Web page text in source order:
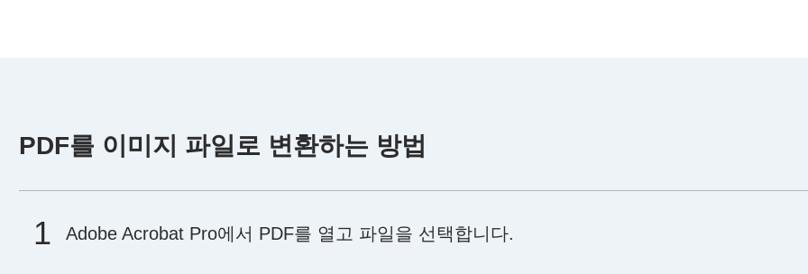
PDF를 이미지 파일로 변환하는 방법
Adobe Acrobat Pro에서 PDF를 열고 파일을 선택합니다.